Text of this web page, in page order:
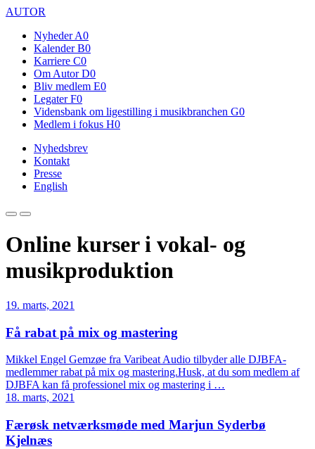
AUTOR
Nyheder A0
Kalender B0
Karriere C0
Om Autor D0
Bliv medlem E0
Legater F0
Vidensbank om ligestilling i musikbranchen G0
Medlem i fokus H0
Nyhedsbrev
Kontakt
Presse
English
Online kurser i vokal- og
musikproduktion
19. marts, 2021
Få rabat på mix og mastering
Mikkel Engel Gemzøe fra Varibeat Audio tilbyder alle DJBFA-
medlemmer rabat på mix og mastering.Husk, at du som medlem af
DJBFA kan få professionel mix og mastering i …
18. marts, 2021
Færøsk netværksmøde med Marjun Syderbø
Kjelnæs